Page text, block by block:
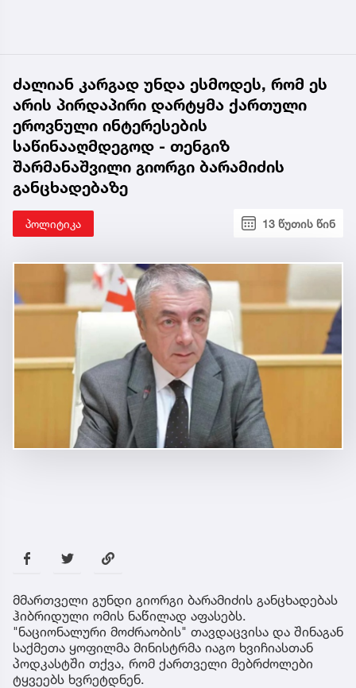
ძალიან კარგად უნდა ესმოდეს, რომ ეს
არის პირდაპირი დარტყმა ქართული
ეროვნული ინტერესების
საწინააღმდეგოდ - თენგიზ
შარმანაშვილი გიორგი ბარამიძის
განცხადებაზე
პოლიტიკა 13 წუთის წინ
მმართველი გუნდი გიორგი ბარამიძის განცხადებას
ჰიბრიდული ომის ნაწილად აფასებს.
"ნაციონალური მოძრაობის" თავდაცვისა და შინაგან
საქმეთა ყოფილმა მინისტრმა იაგო ხვიჩიასთან
პოდკასტში თქვა, რომ ქართველი მებრძოლები
ტყვეებს ხვრეტდნენ.